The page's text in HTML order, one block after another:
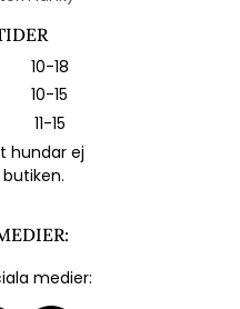
10-18
10-15
11-15
hundar ej
medier: